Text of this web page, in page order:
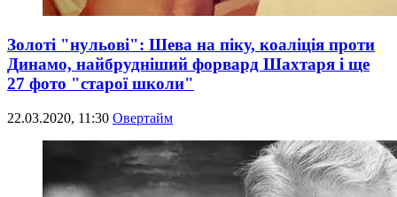
Золоті "нульові": Шева на піку, коаліція проти
Динамо, найбрудніший форвард Шахтаря і ще
27 фото "старої школи"
22.03.2020, 11:30 Овертайм